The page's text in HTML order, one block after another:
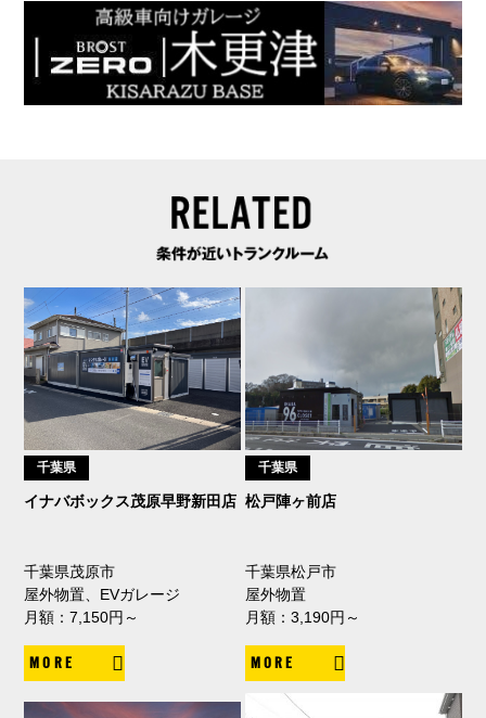
千葉県
イナバボックス茂原早野新田店
千葉県茂原市
屋外物置、EVガレージ
月額：7,150円～
MORE
千葉県
松戸陣ヶ前店
千葉県松戸市
屋外物置
月額：3,190円～
MORE